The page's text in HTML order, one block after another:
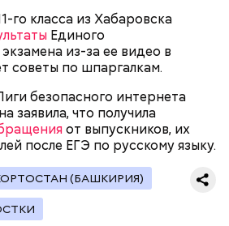
го класса из Хабаровска
Единого
из-за ее видео в
советы по шпаргалкам.
безопасного интернета
заявила, что получила
от выпускников, их
после ЕГЭ по русскому языку.
(БАШКИРИЯ)
индивидуальным
осуществлял
деятельность в области
рекламы в социальных
своих доходов часть
спонсоров розыгрышей,
мотивационных курсов и